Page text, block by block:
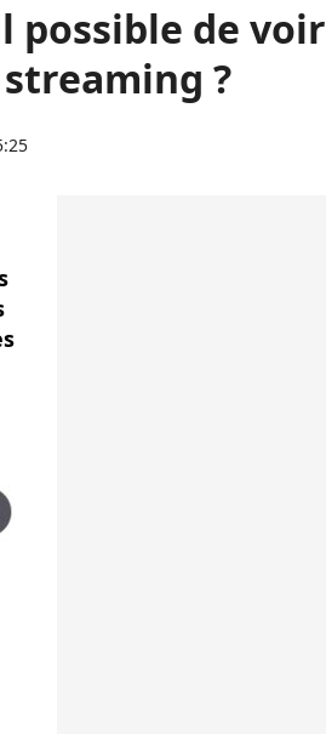
possible de voir
?